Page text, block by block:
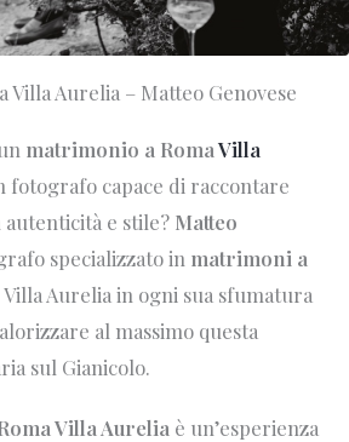
Villa Aurelia – Matteo Genovese
matrimonio a RomaVilla
fotografo capace di raccontare
e stile? Matteo
specializzato in matrimoni a
Villa Aurelia in ogni sua sfumatura
al massimo questa
sul Gianicolo.
Villa Aurelia è un’esperienza